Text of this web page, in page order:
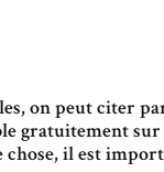
on peut citer
gratuitement sur
il est